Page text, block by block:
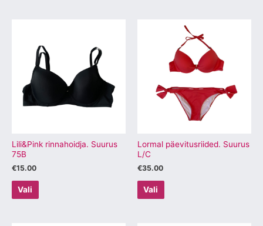
Lili&Pink rinnahoidja. Suurus
75B
€15.00
Vali
on
mitu
varianti.
tootelehel.
Lormal päevitusriided. Suurus
L/C
€35.00
Vali
tootel
mitu
varianti.
Valikuid
tootelehel.